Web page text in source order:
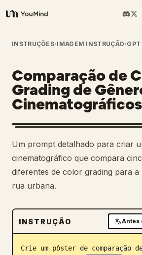
YouMind
Visão geral
Casos de uso
Habilidades
Prompts
Preços
Blogue
INSTRUÇÕES›IMAGEM INSTRUÇÃO›GPT
Comparação de
Grading de
Cinematográficos
Um prompt detalhado para criar
cinematográfico que compara
diferentes de color grading para a
rua urbana.
INSTRUÇÃO Antes
Crie um pôster de comparação